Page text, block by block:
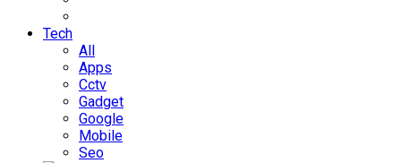
Tech
All
Apps
Cctv
Gadget
Google
Mobile
Seo